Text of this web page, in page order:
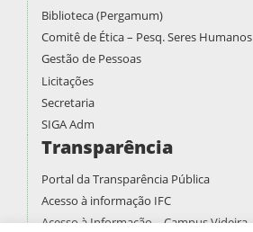
Biblioteca (Pergamum)
Comitê de Ética – Pesq. Seres Humanos
Gestão de Pessoas
Licitações
Secretaria
SIGA Adm
Transparência
Portal da Transparência Pública
Acesso à informação IFC
Acesso à Informação – Campus Videira